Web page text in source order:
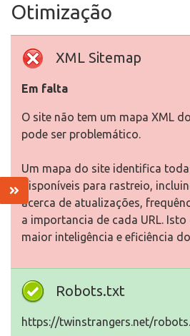
Otimização
XML Sitemap
Em falta
O site não tem um mapa XML
pode ser problemático.
Um mapa do site identifica
disponíveis para rastreio,
acerca de atualizações,
a importancia de cada URL.
maior inteligência e eficiência
Robots.txt
https://twinstrangers.net/